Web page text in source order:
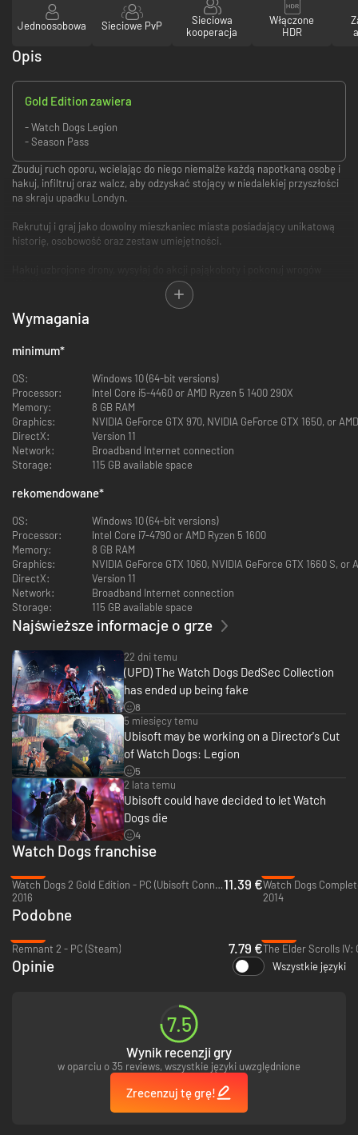
Jednoosobowa Sieciowe PvP
Sieciowa
kooperacja
Włączone
HDR
Opis
Gold Edition zawiera
- Watch Dogs Legion
- Season Pass
Zbuduj ruch oporu, wcielając do niego niemalże każdą napotkaną osobę i
hakuj, infiltruj oraz walcz, aby odzyskać stojący w niedalekiej przyszłości
na skraju upadku Londyn.
Rekrutuj i graj jako dowolny mieszkaniec miasta posiadający unikatową
historię, osobowość oraz zestaw umiejętności.
dzięki maskowaniu przy użyciu rozszerzonej rzeczywistości.
Odkrywaj ogromny świat londyńskiej miejskiej dżungli pełen słynnych
zabytków i ciekawych rozrywek dodatkowych.
Zabierz swoich rekrutów do sieci i połącz siły ze znajomymi podczas
popremierowej.
Wymagania
minimum*
OS:
Windows 10 (64-bit versions)
Processor:
Intel Core i5-4460 or AMD Ryzen 5 1400 290X
Memory:
8 GB RAM
Graphics:
NVIDIA GeForce GTX 970, NVIDIA GeForce GTX 1650, or
DirectX:
Version 11
Network:
Broadband Internet connection
Storage:
115 GB available space
rekomendowane*
OS:
Windows 10 (64-bit versions)
Processor:
Intel Core i7-4790 or AMD Ryzen 5 1600
Memory:
8 GB RAM
Graphics:
NVIDIA GeForce GTX 1060, NVIDIA GeForce GTX 1660 S, or
DirectX:
Version 11
Network:
Broadband Internet connection
Storage:
115 GB available space
Najświeższe informacje o grze
22 dni temu
(UPD) The Watch Dogs DedSec Collection
has ended up being fake
8
5 miesięcy temu
Ubisoft may be working on a Director's Cut
of Watch Dogs: Legion
5
2 lata temu
Ubisoft could have decided to let Watch
Dogs die
4
Watch Dogs franchise
Watch Dogs 2 Gold Edition - PC (Ubisoft Connect)
2016
11.39 €
2014
Podobne
Remnant 2 - PC (Steam)
7.79 €
Opinie Wszystkie języki
7.5
Wynik recenzji gry
w oparciu o 35 reviews, wszystkie języki uwzględnione
Zrecenzuj tę grę!